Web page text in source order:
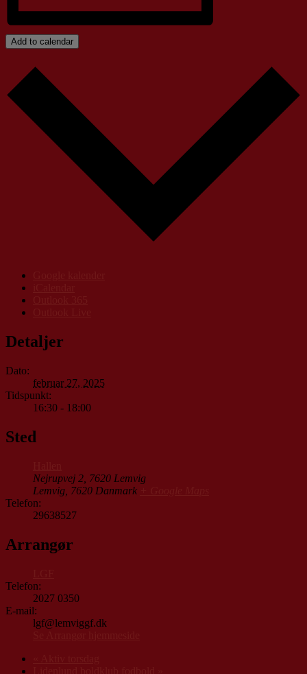
Add to calendar
Detaljer
Dato:
februar 27, 2025
Tidspunkt:
16:30 - 18:00
Sted
Nejrupvej 2, 7620 Lemvig
Lemvig 7620 Danmark
Telefon:
29638527
Arrangør
Telefon:
2027 0350
E-mail:
lgf@lemviggf.dk